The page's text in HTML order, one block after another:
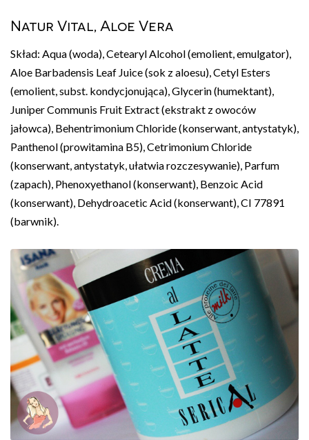
Natur Vital, Aloe Vera
Skład: Aqua (woda), Cetearyl Alcohol (emolient, emulgator),
Aloe Barbadensis Leaf Juice (sok z aloesu), Cetyl Esters
(emolient, subst. kondycjonująca), Glycerin (humektant),
Juniper Communis Fruit Extract (ekstrakt z owoców
jałowca), Behentrimonium Chloride (konserwant, antystatyk),
Panthenol (prowitamina B5), Cetrimonium Chloride
(konserwant, antystatyk, ułatwia rozczesywanie), Parfum
(zapach), Phenoxyethanol (konserwant), Benzoic Acid
(konserwant), Dehydroacetic Acid (konserwant), CI 77891
(barwnik).